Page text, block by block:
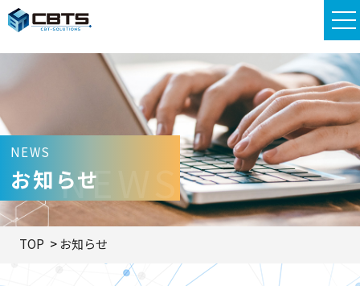
NEWS
お知らせNEWS
TOP お知らせ